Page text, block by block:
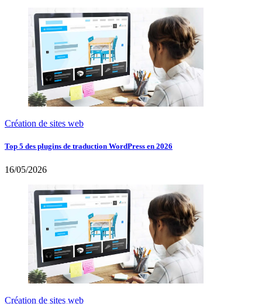
Création de sites web
Top 5 des plugins de traduction WordPress en 2026
16/05/2026
Création de sites web